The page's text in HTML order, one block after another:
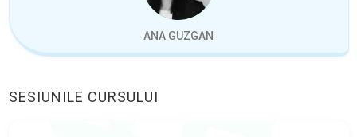
ANA GUZGAN
SESIUNILE CURSULUI